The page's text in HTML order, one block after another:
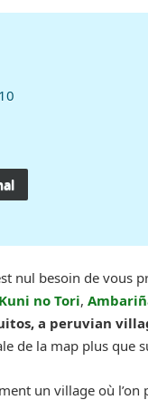
nul besoin de vous
Kuni no Tori,
a peruvian
de la map plus que
un village où